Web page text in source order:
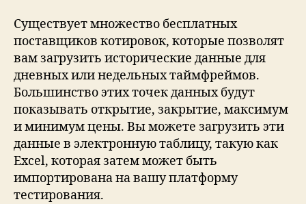
Существует множество бесплатных
поставщиков котировок, которые позволят
вам загрузить исторические данные для
дневных или недельных таймфреймов.
Большинство этих точек данных будут
показывать открытие, закрытие, максимум
и минимум цены. Вы можете загрузить эти
данные в электронную таблицу, такую ​​как
Excel, которая затем может быть
импортирована на вашу платформу
тестирования.